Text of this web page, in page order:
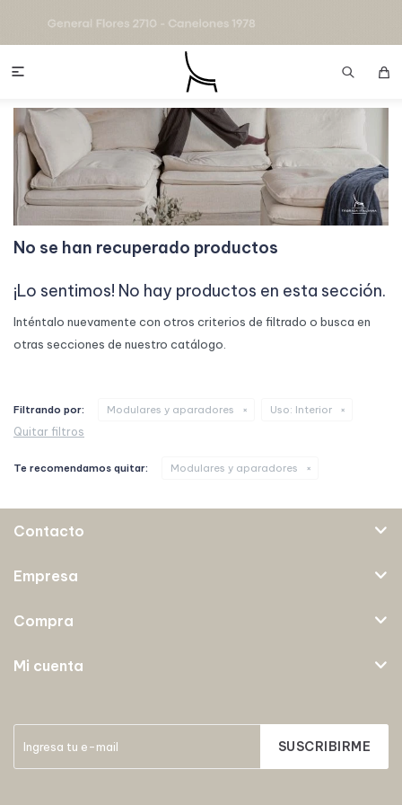

No se han recuperado productos
¡Lo sentimos! No hay productos en esta sección.
Inténtalo nuevamente con otros criterios de filtrado o busca en
otras secciones de nuestro catálogo.
Filtrando por: Modulares y aparadores Uso: Interior
Quitar filtros
Te recomendamos quitar: Modulares y aparadores
SUSCRIBIRME
Contacto
Empresa
Compra
Mi cuenta